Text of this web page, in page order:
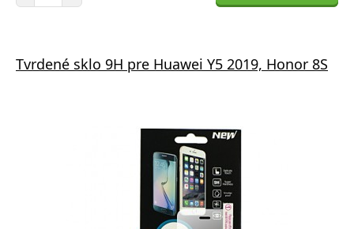
Tvrdené sklo 9H pre Huawei Y5 2019, Honor 8S